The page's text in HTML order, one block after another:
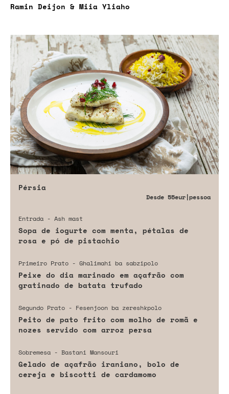
Ramin Deijon & Miia Yliaho
Pérsia
Desde 55eur|pessoa
Entrada - Ash mast
Sopa de iogurte com menta, pétalas de
rosa e pó de pistachio
Primeiro Prato - Ghalimahi ba sabzipolo
Peixe do dia marinado em açafrão com
gratinado de batata trufado
Segundo Prato - Fesenjoon ba zereshkpolo
Peito de pato frito com molho de romã e
nozes servido com arroz persa
Sobremesa - Bastani Mansouri
Gelado de açafrão iraniano, bolo de
cereja e biscotti de cardamomo